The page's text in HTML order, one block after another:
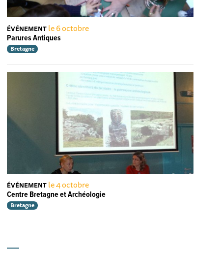
ÉVÉNEMENT le 6 octobre
Parures Antiques
Bretagne
ÉVÉNEMENT le 4 octobre
Centre Bretagne et Archéologie
Bretagne